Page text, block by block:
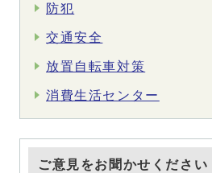
防犯
交通安全
放置自転車対策
消費生活センター
ご意見をお聞かせください